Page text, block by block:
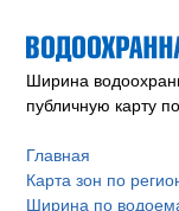
Ширина
публичную карту
Главная
Карта зон по
Ширина по